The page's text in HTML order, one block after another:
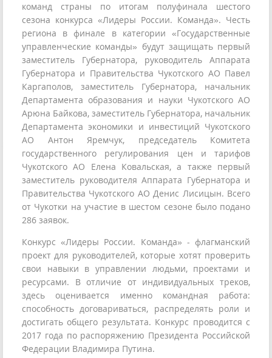
команд страны по итогам полуфинала шестого
сезона конкурса «Лидеры России. Команда». Честь
региона в финале в категории «Государственные
управленческие команды» будут защищать первый
заместитель Губернатора, руководитель Аппарата
Губернатора и Правительства Чукотского АО Павел
Каргаполов, заместитель Губернатора, начальник
Департамента образования и науки Чукотского АО
Арюна Байкова, заместитель Губернатора, начальник
Департамента экономики и инвестиций Чукотского
АО Антон Яремчук, председатель Комитета
государственного регулирования цен и тарифов
Чукотского АО Елена Ковальская, а также первый
заместитель руководителя Аппарата Губернатора и
Правительства Чукотского АО Денис Лисицын. Всего
от Чукотки на участие в шестом сезоне было подано
286 заявок.
Конкурс «Лидеры России. Команда» - флагманский
проект для руководителей, которые хотят проверить
свои навыки в управлении людьми, проектами и
ресурсами. В отличие от индивидуальных треков,
здесь оценивается именно командная работа:
способность договариваться, распределять роли и
достигать общего результата. Конкурс проводится с
2017 года по распоряжению Президента Российской
Федерации Владимира Путина.